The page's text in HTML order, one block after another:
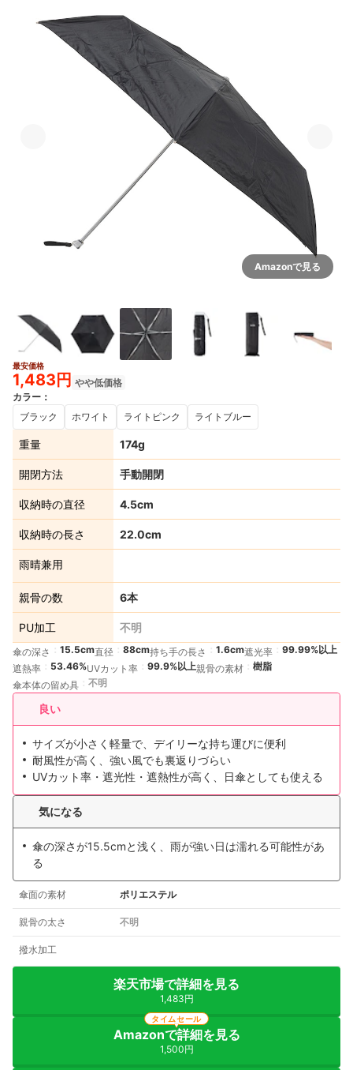
Amazonで見る
最安価格
1,483円 やや低価格
カラー ：
ブラック
ホワイト ライトピンク ライトブルー
重量 174g
開閉方法 手動開閉
収納時の直径 4.5cm
収納時の長さ 22.0cm
雨晴兼用
親骨の数 6本
PU加工 不明
傘の深さ 15.5cm直径 88cm持ち手の長さ 1.6cm遮光率
99.99%以上
遮熱率
53.46%UVカット率 99.9%以上親骨の素材
樹脂
傘本体の留め具
不明
良い
サイズが小さく軽量で、デイリーな持ち運びに便利
耐風性が高く、強い風でも裏返りづらい
UVカット率・遮光性・遮熱性が高く、日傘としても使える
気になる
傘の深さが15.5cmと浅く、雨が強い日は濡れる可能性があ
る
傘面の素材 ポリエステル
親骨の太さ 不明
撥水加工
楽天市場で詳細を見る
1,483円
Amazonで詳細を見る
1,500円
タイムセール